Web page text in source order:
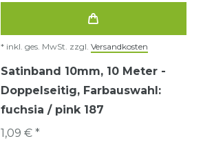
* inkl. ges. MwSt. zzgl. Versandkosten
Satinband 10mm, 10 Meter -
Doppelseitig, Farbauswahl:
fuchsia / pink 187
1,09 € *